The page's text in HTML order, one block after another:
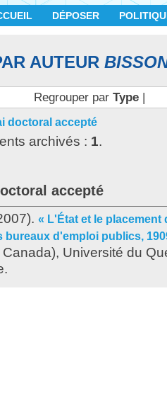
DÉPOSER
AUTEUR
Regrouper par Type|
doctoral accepté
archivés : 1.
accepté
« L'État et le placement
bureaux d'emploi publics,
Université du